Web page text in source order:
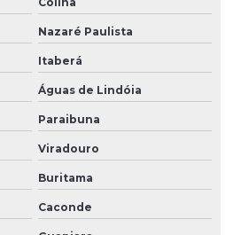
Nazaré Paulista
Itaberá
Águas de Lindóia
Paraibuna
Viradouro
Buritama
Caconde